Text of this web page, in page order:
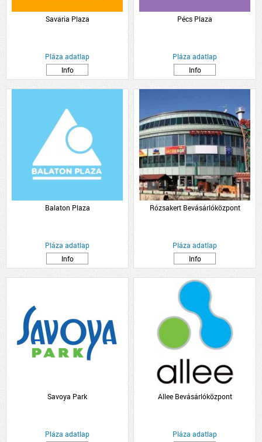
Savaria Plaza
Pláza adatlap
Info
Pécs Plaza
Pláza adatlap
Info
Balaton Plaza
Pláza adatlap
Info
Rózsakert Bevásárlóközpont
Pláza adatlap
Info
Savoya Park
Pláza adatlap
Allee Bevásárlóközpont
Pláza adatlap